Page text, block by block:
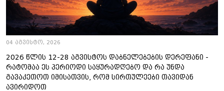
04 აგვისტო, 2026
2026 წლის 12-28 აგვისტოს დაბნელებების დერეფანი -
რატომაა ეს პერიოდი საყურადღებო და რა უნდა
გავაკეთოთ იმისათვის, რომ სირთულეები თავიდან
ავირიდოთ